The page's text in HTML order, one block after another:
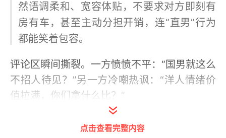
然语调柔和、宽容体贴，不要求对方即刻有
房有车，甚至主动分担开销，连“直男”行为
都能笑着包容。
评论区瞬间撕裂。一方愤愤不平：“国男就这么
不招人待见？”另一方冷嘲热讽：“洋人情绪价
值拉满，你们拿什么比？”
更有无数阴阳怪气的段子，以及那顶被反复使
点击查看完整内容